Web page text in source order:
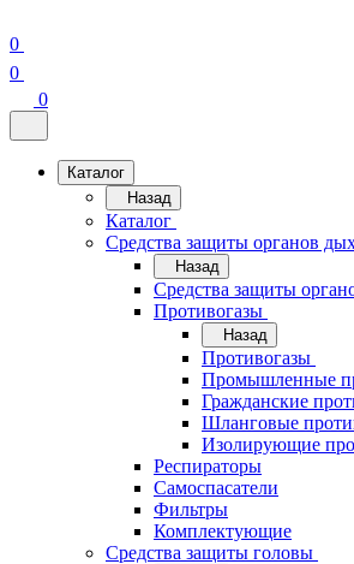
0
0
0
Каталог
Назад
Каталог
Средства защиты органов
Назад
Средства защиты
Противогазы
Назад
Противогазы
Промышленные
Гражданские
Шланговые
Изолирующие
Респираторы
Самоспасатели
Фильтры
Комплектующие
Средства защиты головы